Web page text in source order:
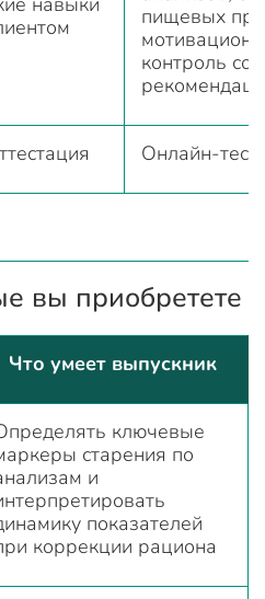
пищевых
контроль
Онлайн-
вы приобретете
Что умеет выпускник
ключевые
старения по
и
показателей
коррекции рациона